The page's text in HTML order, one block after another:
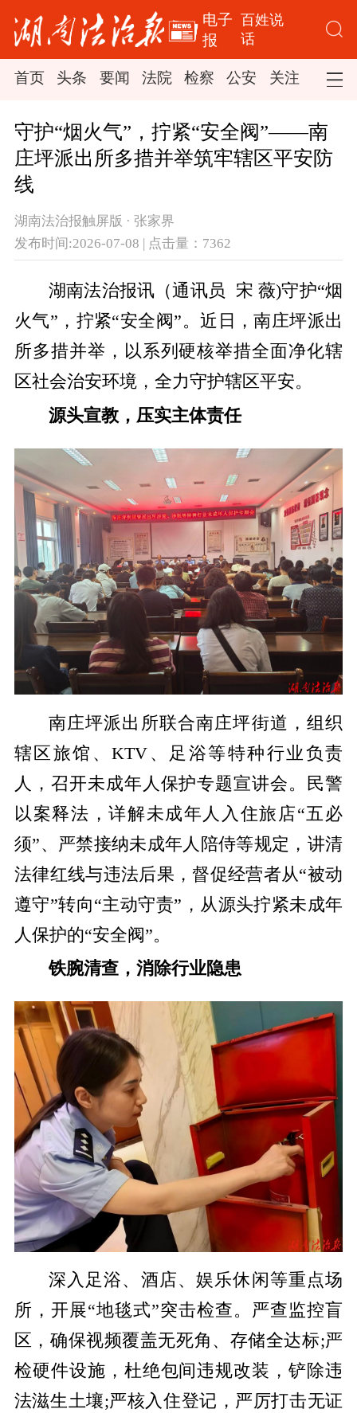
电子
报
百姓说
话
首页 头条 要闻 法院 检察 公安 关注 司法
守护“烟火气”，拧紧“安全阀”——南
庄坪派出所多措并举筑牢辖区平安防
线
湖南法治报触屏版 · 张家界
发布时间:2026-07-08 | 点击量：7362
湖南法治报讯（通讯员 宋 薇)守护“烟
火气”，拧紧“安全阀”。近日，南庄坪派出
所多措并举，以系列硬核举措全面净化辖
区社会治安环境，全力守护辖区平安。
源头宣教，压实主体责任
南庄坪派出所联合南庄坪街道，组织
辖区旅馆、KTV、足浴等特种行业负责
人，召开未成年人保护专题宣讲会。民警
以案释法，详解未成年人入住旅店“五必
须”、严禁接纳未成年人陪侍等规定，讲清
法律红线与违法后果，督促经营者从“被动
遵守”转向“主动守责”，从源头拧紧未成年
人保护的“安全阀”。
铁腕清查，消除行业隐患
深入足浴、酒店、娱乐休闲等重点场
所，开展“地毯式”突击检查。严查监控盲
区，确保视频覆盖无死角、存储全达标;严
检硬件设施，杜绝包间违规改装，铲除违
法滋生土壤;严核入住登记，严厉打击无证